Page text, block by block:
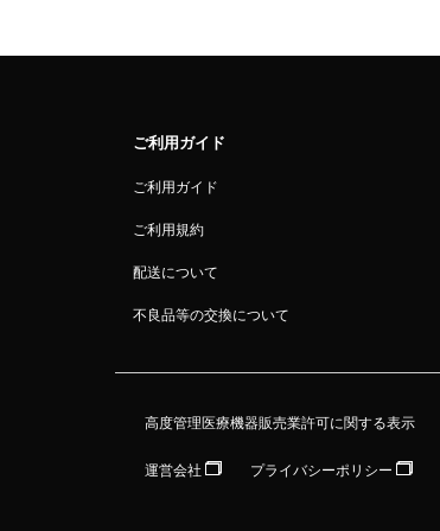
ご利用ガイド
ご利用ガイド
ご利用規約
配送について
不良品等の交換について
高度管理医療機器販売業許可に関する表示
運営会社 プライバシーポリシー